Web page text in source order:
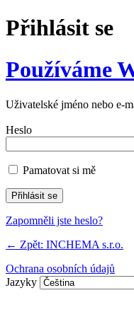
Přihlásit se
Používáme
Uživatelské jméno nebo e-
Heslo
Pamatovat si mě
Zapomněli jste heslo?
← Zpět: INCHEMA s.r.o.
Ochrana osobních údajů
Jazyky